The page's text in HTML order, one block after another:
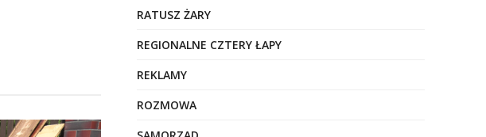
RATUSZ ŻARY
REGIONALNE CZTERY ŁAPY
REKLAMY
ROZMOWA